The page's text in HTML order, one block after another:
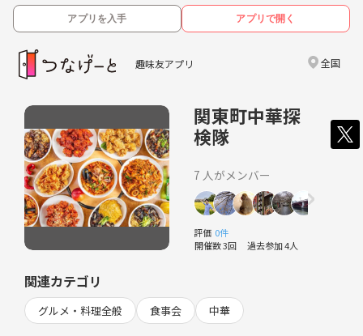
アプリを入手 アプリで開く
趣味友アプリ 全国
関東町中華探
検隊
7 人がメンバー
評価 0件
開催数 3回 過去参加 4人
関連カテゴリ
グルメ・料理全般 食事会 中華